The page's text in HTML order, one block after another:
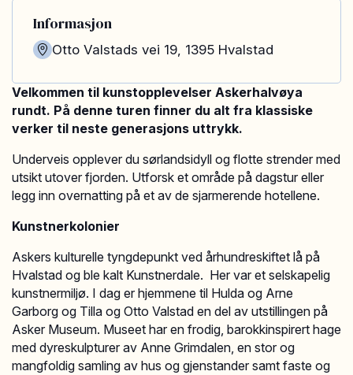
Velkommen til kunstopplevelser Askerhalvøya
rundt. På denne turen finner du alt fra klassiske
verker til neste generasjons uttrykk.
Underveis opplever du sørlandsidyll og flotte strender med
utsikt utover fjorden. Utforsk et område på dagstur eller
legg inn overnatting på et av de sjarmerende hotellene.
Kunstnerkolonier
Askers kulturelle tyngdepunkt ved århundreskiftet lå på
Hvalstad og ble kalt Kunstnerdale. Her var et selskapelig
kunstnermiljø. I dag er hjemmene til Hulda og Arne
Garborg og Tilla og Otto Valstad en del av utstillingen på
Asker Museum. Museet har en frodig, barokkinspirert hage
med dyreskulpturer av Anne Grimdalen, en stor og
mangfoldig samling av hus og gjenstander samt faste og
Informasjon
Otto Valstads vei 19, 1395 Hvalstad